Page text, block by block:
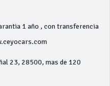
1 año , con transferencia
23, 28500, mas de 120